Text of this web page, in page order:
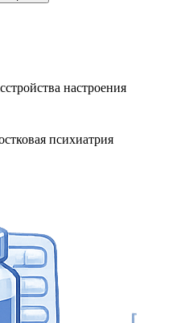
настроения
психиатрия